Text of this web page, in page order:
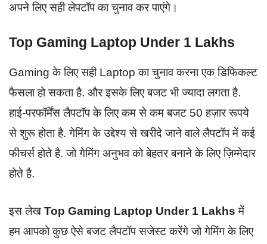
अपने लिए सही लेपटॉप का चुनाव कर पाएंगे।
Top Gaming Laptop Under 1 Lakhs
Gaming के लिए सही Laptop का चुनाव करना एक डिफिकल्ट
फैसला हो सकता है. और इसके लिए बजट भी ज्यादा लगता है.
हाई-परफॉर्मेंस लैपटॉप के लिए कम से कम बजट 50 हज़ार रूपये
से शुरू होता है. गेमिंग के उद्देश्य से खरीदे जाने वाले लैपटॉप में कई
फीचर्स होते है. जो गेमिंग अनुभव को बेहतर बनाने के लिए ज़िम्मेदार
होते है.
इस लेख Top Gaming Laptop Under 1 Lakhs में
हम आपको कुछ ऐसे बजट लैपटॉप सजेस्ट करेंगे जो गेमिंग के लिए